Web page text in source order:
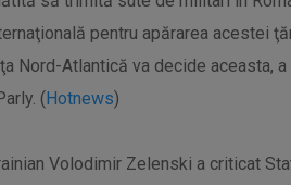
pentru apărarea acestei
Nord-Atlantică va decide aceasta,
(Hotnews)
Volodimir Zelenski a criticat